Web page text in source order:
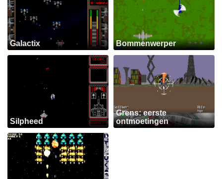
Galactix Bommenwerper
Silpheed
Grens: eerste
ontmoetingen